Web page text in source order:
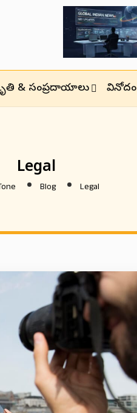
& సంప్రదాయాలు వినోదం
Legal
Blog Legal